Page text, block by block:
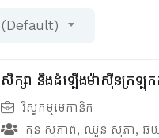
សិក្សា និងដំឡើងម៉ាស៊ីនក្រឡុក
វិស្វកម្មមេកានិក
តុន សុភាព, ឈួន សុភា, ឆ